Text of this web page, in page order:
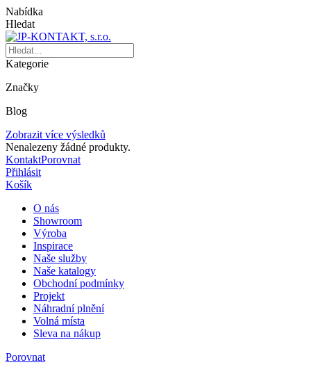
Nabídka
Hledat
Kategorie
Značky
Blog
Zobrazit více výsledků
Nenalezeny žádné produkty.
KontaktPorovnat
Přihlásit
Košík
O nás
Showroom
Výroba
Inspirace
Naše služby
Naše katalogy
Obchodní podmínky
Projekt
Náhradní plnění
Volná místa
Sleva na nákup
Porovnat